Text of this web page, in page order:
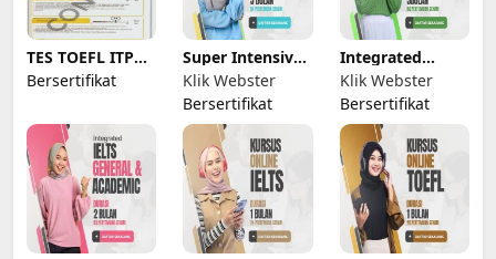
TES TOEFL ITP
Resmi
Bersertifikat
Super Intensive
IELTS
Klik Webster
Bersertifikat
Integrated
English Program
Klik Webster
Bersertifikat